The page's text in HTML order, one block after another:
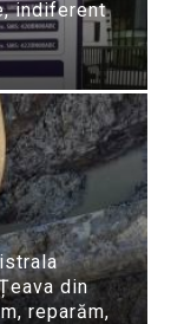
indiferent
din
reparăm,